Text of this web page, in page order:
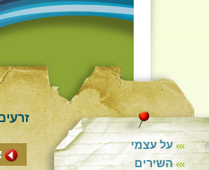
על עצמי
השירים